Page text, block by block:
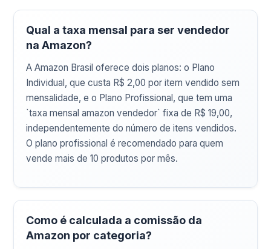
Qual a taxa mensal para ser vendedor
na Amazon?
A Amazon Brasil oferece dois planos: o Plano
Individual, que custa R$ 2,00 por item vendido sem
mensalidade, e o Plano Profissional, que tem uma
`taxa mensal amazon vendedor` fixa de R$ 19,00,
independentemente do número de itens vendidos.
O plano profissional é recomendado para quem
vende mais de 10 produtos por mês.
Como é calculada a comissão da
Amazon por categoria?